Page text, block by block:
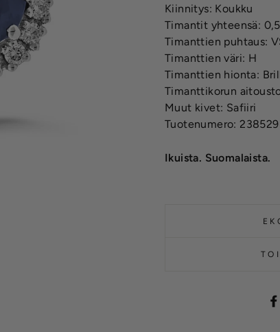
Kiinnitys: Koukku
Timantit yhteensä:
Timanttien puhtaus:
Timanttien väri: H
Timanttien hionta:
Timanttikorun
Muut kivet: Safiiri
Tuotenumero:
Ikuista. Suomalaista.